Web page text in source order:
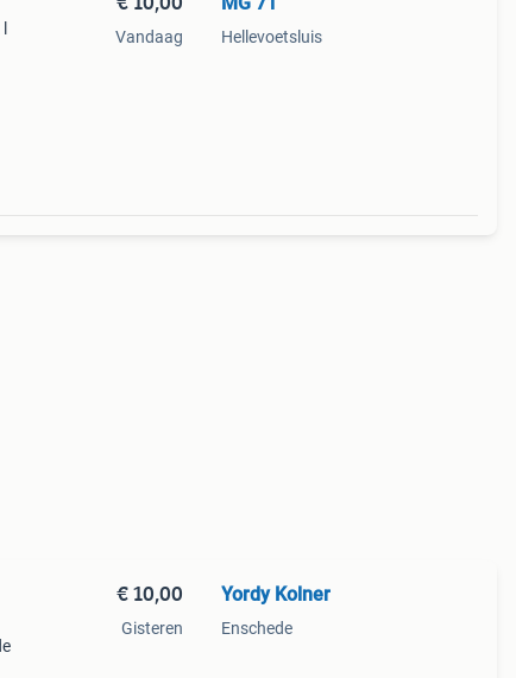
Vandaag Hellevoetsluis
€ 10,00
Gisteren
Yordy Kolner
Enschede